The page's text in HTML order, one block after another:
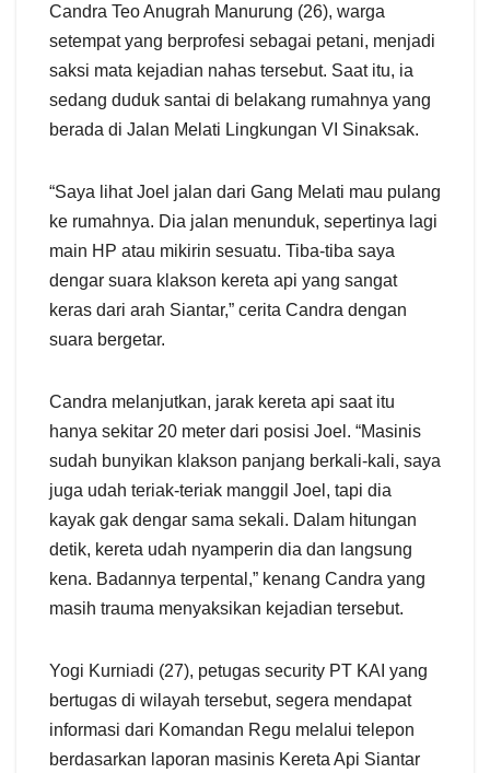
Candra Teo Anugrah Manurung (26), warga
setempat yang berprofesi sebagai petani, menjadi
saksi mata kejadian nahas tersebut. Saat itu, ia
sedang duduk santai di belakang rumahnya yang
berada di Jalan Melati Lingkungan VI Sinaksak.
“Saya lihat Joel jalan dari Gang Melati mau pulang
ke rumahnya. Dia jalan menunduk, sepertinya lagi
main HP atau mikirin sesuatu. Tiba-tiba saya
dengar suara klakson kereta api yang sangat
keras dari arah Siantar,” cerita Candra dengan
suara bergetar.
Candra melanjutkan, jarak kereta api saat itu
hanya sekitar 20 meter dari posisi Joel. “Masinis
sudah bunyikan klakson panjang berkali-kali, saya
juga udah teriak-teriak manggil Joel, tapi dia
kayak gak dengar sama sekali. Dalam hitungan
detik, kereta udah nyamperin dia dan langsung
kena. Badannya terpental,” kenang Candra yang
masih trauma menyaksikan kejadian tersebut.
Yogi Kurniadi (27), petugas security PT KAI yang
bertugas di wilayah tersebut, segera mendapat
informasi dari Komandan Regu melalui telepon
berdasarkan laporan masinis Kereta Api Siantar